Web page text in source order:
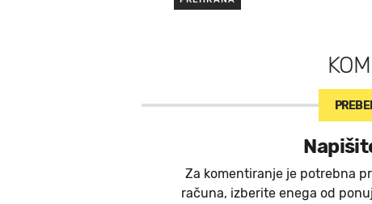
Za komentiranje je potrebna
računa, izberite enega od